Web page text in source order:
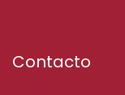
Contacto